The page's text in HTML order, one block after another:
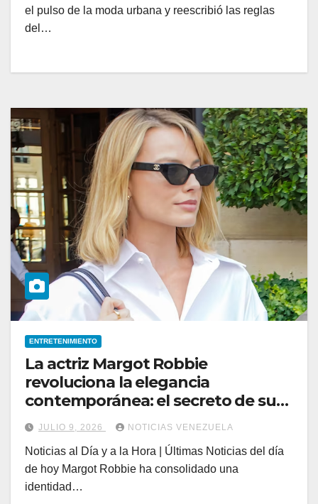
el pulso de la moda urbana y reescribió las reglas
del…
ENTRETENIMIENTO
La actriz Margot Robbie
revoluciona la elegancia
contemporánea: el secreto de sus
outfits
JULIO 9, 2026 NOTICIAS VENEZUELA
Noticias al Día y a la Hora | Últimas Noticias del día
de hoy Margot Robbie ha consolidado una
identidad…